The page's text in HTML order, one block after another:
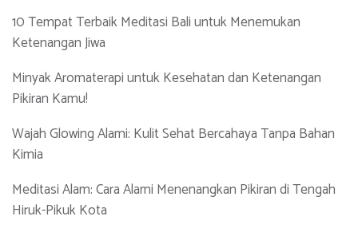
10 Tempat Terbaik Meditasi Bali untuk Menemukan
Ketenangan Jiwa
Minyak Aromaterapi untuk Kesehatan dan Ketenangan
Pikiran Kamu!
Wajah Glowing Alami: Kulit Sehat Bercahaya Tanpa Bahan
Kimia
Meditasi Alam: Cara Alami Menenangkan Pikiran di Tengah
Hiruk-Pikuk Kota